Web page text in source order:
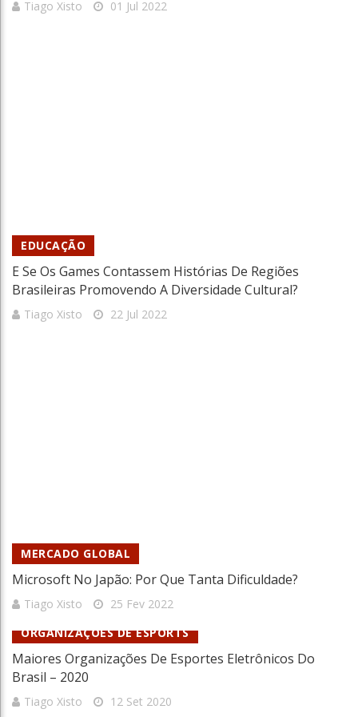
Tiago Xisto 01 Jul 2022
EDUCAÇÃO
E Se Os Games Contassem Histórias De Regiões
Brasileiras Promovendo A Diversidade Cultural?
Tiago Xisto 22 Jul 2022
MERCADO GLOBAL
Microsoft No Japão: Por Que Tanta Dificuldade?
Tiago Xisto
25 Fev 2022
ORGANIZAÇÕES DE ESPORTS
Maiores Organizações De Esportes Eletrônicos Do
Brasil – 2020
Tiago Xisto 12 Set 2020